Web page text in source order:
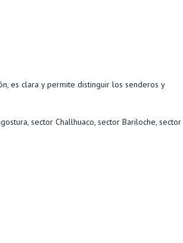
es clara y permite distinguir los senderos y
sector Challhuaco, sector Bariloche, sector